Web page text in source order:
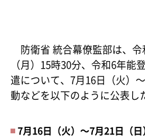
防衛省 統合幕僚監部は、令
（月）15時30分、令和6年能
遣について、7月16日（火）
動などを以下のように公表し
7月16日（火）～7月21日（